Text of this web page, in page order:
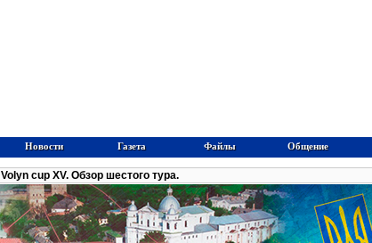
Новости Газета Файлы Общение
Volyn cup XV. Обзор шестого тура.